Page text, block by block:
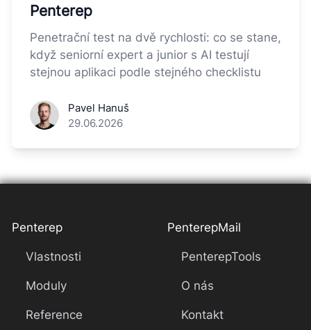
Penterep
Penetrační test na dvě rychlosti: co se stane,
když seniorní expert a junior s AI testují
stejnou aplikaci podle stejného checklistu
Pavel Hanuš
29.06.2026
Penterep
Vlastnosti
Moduly
Reference
PenterepMail
PenterepTools
O nás
Kontakt